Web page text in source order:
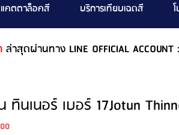
แคตตาล็อคสี บริการเทียบเฉดสี
ล่าสุดผ่านทาง LINE OFFICIAL ACCOUNT
ทินเนอร์ เบอร์ 17Jotun
Price